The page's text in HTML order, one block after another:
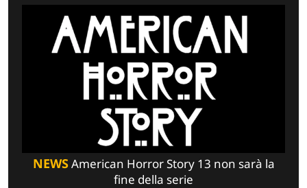
NEWSAmerican Horror Story 13 non sarà la
fine della serie